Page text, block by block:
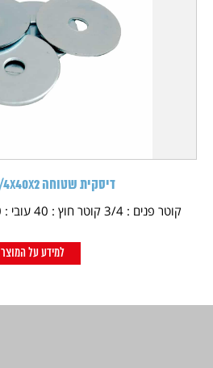
דיסקית שטוחה 3/4X40X2 - מגולוון
קוטר פנים : 3/4 קוטר חוץ : 40 עובי : 1.5-2.0 כמות בקופסא...
למידע על המוצר